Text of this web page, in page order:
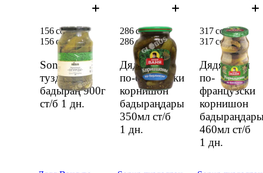
Sonun
туздалган
бадыраң 900г
ст/б 1 дн.
156 сом
156 сом
Дядя Ваня
по-берлински
корнишон
бадыраңдары
350мл ст/б
1 дн.
286 сом
286 сом
Дядя Ваня
по-
французски
корнишон
460мл ст/б
1 дн.
317 сом
317 сом